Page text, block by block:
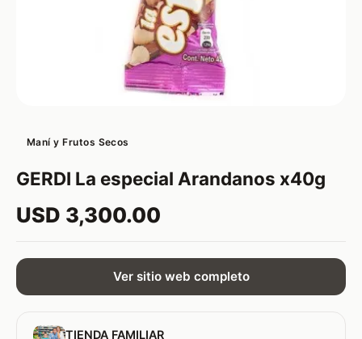
Maní y Frutos Secos
GERDI La especial Arandanos x40g
USD 3,300.00
Ver sitio web completo
TIENDA FAMILIAR